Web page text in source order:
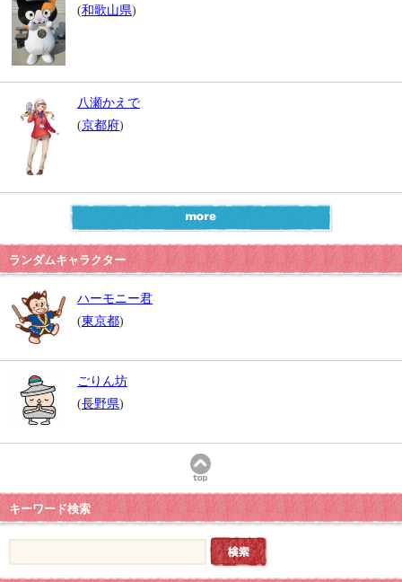
(和歌山県)
八瀬かえで
(京都府)
ランダムキャラクター
ハーモニー君
(東京都)
ごりん坊
(長野県)
キーワード検索